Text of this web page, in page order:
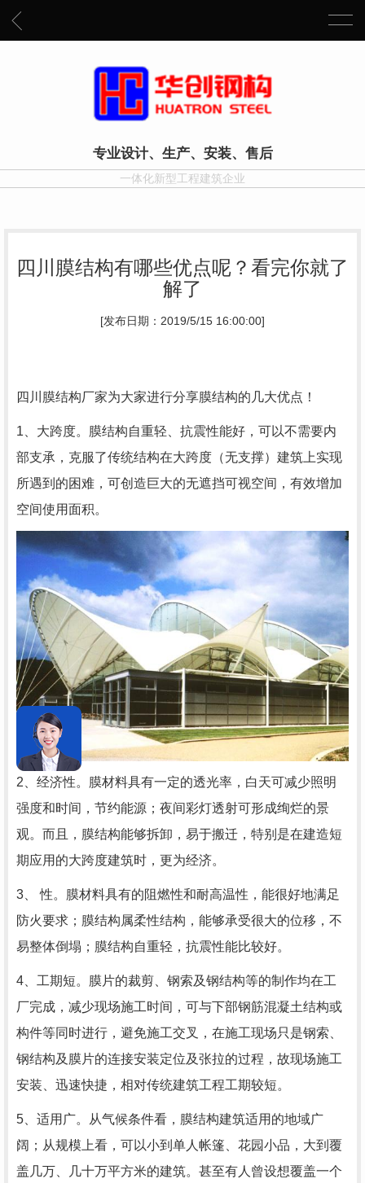
专业设计、生产、安装、售后
一体化新型工程建筑企业
四川膜结构有哪些优点呢？看完你就了
解了
[发布日期：2019/5/15 16:00:00]
四川膜结构厂家为大家进行分享膜结构的几大优点！
1、大跨度。膜结构自重轻、抗震性能好，可以不需要内
部支承，克服了传统结构在大跨度（无支撑）建筑上实现
所遇到的困难，可创造巨大的无遮挡可视空间，有效增加
空间使用面积。
2、 经济性。膜材料具有一定的透光率，白天可减少照明
强度和时间，节约能源；夜间彩灯透射可形成绚烂的景
观。而且，膜结构能够拆卸，易于搬迁，特别是在建造短
期应用的大跨度建筑时，更为经济。
3、 性。膜材料具有的阻燃性和耐高温性，能很好地满足
防火要求；膜结构属柔性结构，能够承受很大的位移，不
易整体倒塌；膜结构自重轻，抗震性能比较好。
4、工期短。膜片的裁剪、钢索及钢结构等的制作均在工
厂完成，减少现场施工时间，可与下部钢筋混凝土结构或
构件等同时进行，避免施工交叉，在施工现场只是钢索、
钢结构及膜片的连接安装定位及张拉的过程，故现场施工
安装、迅速快捷，相对传统建筑工程工期较短。
5、适用广。从气候条件看，膜结构建筑适用的地域广
阔；从规模上看，可以小到单人帐篷、花园小品，大到覆
盖几万、几十万平方米的建筑。甚至有人曾设想覆盖一个